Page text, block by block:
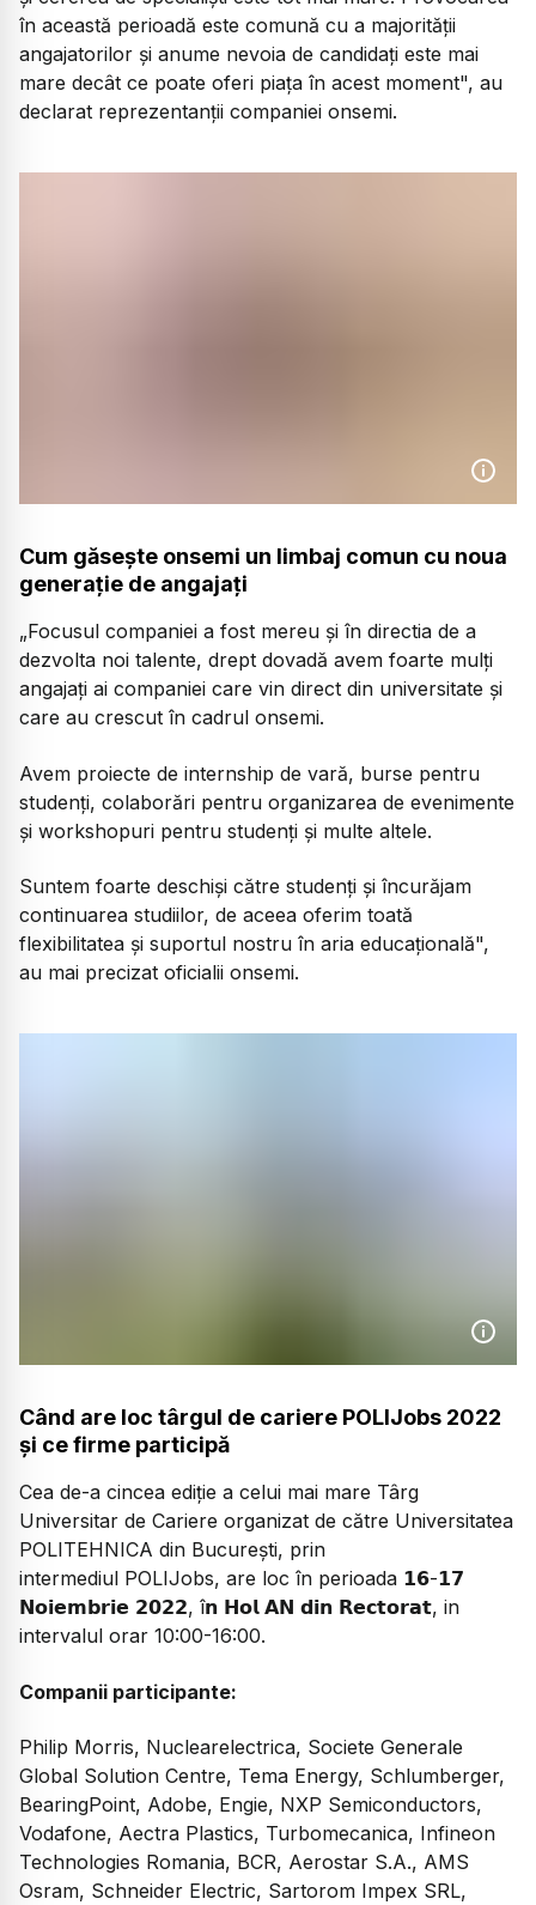
în această perioadă este comună cu a majorităţii
angajatorilor şi anume nevoia de candidaţi este mai
mare decât ce poate oferi piaţa în acest moment", au
declarat reprezentanţii companiei onsemi.
Cum găsește onsemi un limbaj comun cu noua
generație de angajați
„Focusul companiei a fost mereu şi în directia de a
dezvolta noi talente, drept dovadă avem foarte mulţi
angajaţi ai companiei care vin direct din universitate şi
care au crescut în cadrul onsemi.
Avem proiecte de internship de vară, burse pentru
studenţi, colaborări pentru organizarea de evenimente
şi workshopuri pentru studenţi şi multe altele.
Suntem foarte deschişi către studenţi şi încurăjam
continuarea studiilor, de aceea oferim toată
flexibilitatea şi suportul nostru în aria educaţională",
au mai precizat oficialii onsemi.
Când are loc târgul de cariere POLIJobs 2022
și ce firme participă
Cea de-a cincea ediție a celui mai mare Târg
Universitar de Cariere organizat de către Universitatea
POLITEHNICA din București, prin
intermediul POLIJobs, are loc în perioada 𝟭𝟲-𝟭𝟳
𝗡𝗼𝗶𝗲𝗺𝗯𝗿𝗶𝗲 𝟮𝟬𝟮𝟮, î𝗻 𝗛𝗼𝗹 𝗔𝗡 𝗱𝗶𝗻 𝗥𝗲𝗰𝘁𝗼𝗿𝗮𝘁, in
intervalul orar 10:00-16:00.
Companii participante:
Philip Morris, Nuclearelectrica, Societe Generale
Global Solution Centre, Tema Energy, Schlumberger,
BearingPoint, Adobe, Engie, NXP Semiconductors,
Vodafone, Aectra Plastics, Turbomecanica, Infineon
Technologies Romania, BCR, Aerostar S.A., AMS
Osram, Schneider Electric, Sartorom Impex SRL,